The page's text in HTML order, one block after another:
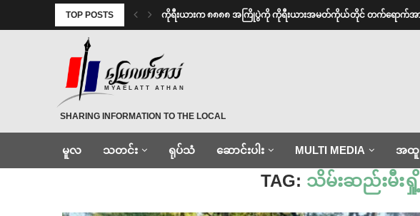
TOP POSTS ကိုရီးယားက ၈၈၈၈ အကြိုပွဲကို ကိုရီးယားအမတ်ကိုယ်တိုင် တက်ရောက်အား
MYAELATT ATHAN
SHARING INFORMATION TO THE LOCAL
မူလ သတင်း ရုပ်သံ ဆောင်းပါး MULTI MEDIA အထူ
Home သိမ်းဆည်းမီးရှို့
TAG: သိမ်းဆည်းမီးရှို့